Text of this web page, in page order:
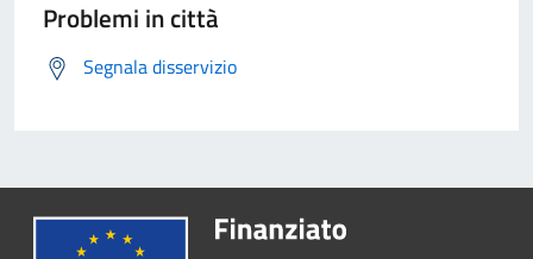
Problemi in città
Segnala disservizio